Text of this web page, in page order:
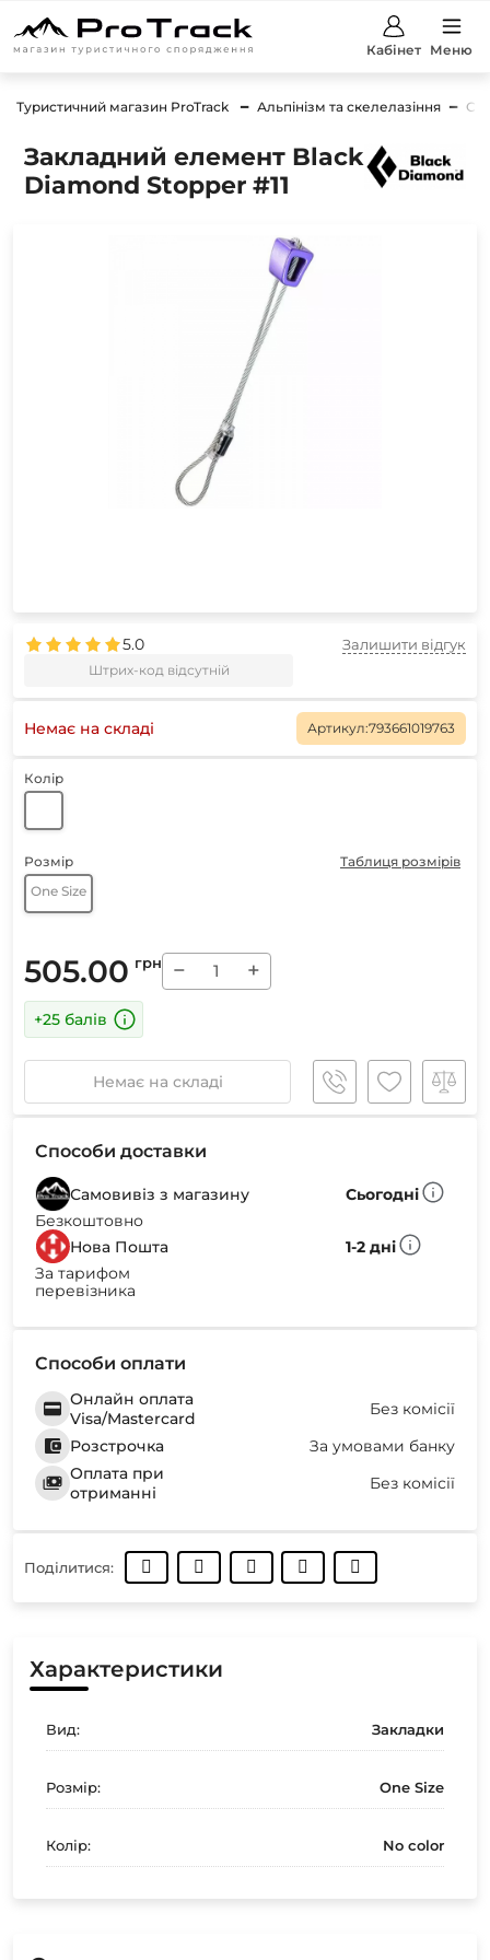
Кабінет Меню
Туристичний магазин ProTrack Альпінізм та скелелазіння
Закладний елемент Black
Diamond Stopper #11
5.0
Штрих-код відсутній
Залишити відгук
Немає на складі Артикул:793661019763
Колір
Розмір
Таблиця розмірів
One Size
505.00 грн − +
+25 балів
Немає на складі
Способи доставки
Самовивіз з магазину
Сьогодні
Безкоштовно
Нова Пошта
1-2 дні
За тарифом
перевізника
Способи оплати
Онлайн оплата
Visa/Mastercard
Без комісії
Розстрочка
За умовами банку
Оплата при
отриманні
Без комісії
Поділитися:
Характеристики
Вид: Закладки
Розмір: One Size
Колір: No color